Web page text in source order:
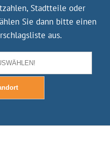
Stadtteile oder
Sie dann bitte einen
aus.